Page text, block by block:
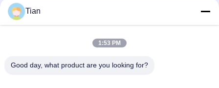
86--13625276829
Tian
1:53 PM
Good day, what product are you looking for?